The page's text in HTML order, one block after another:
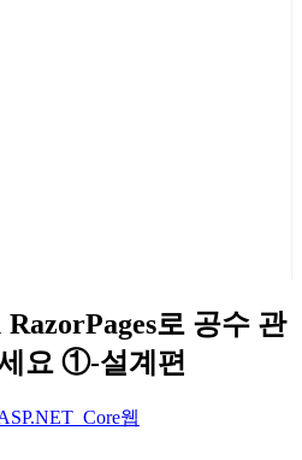
로 공수 관
요 ①-설계편
웹